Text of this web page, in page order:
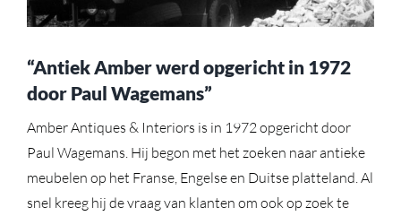
“Antiek Amber werd opgericht in 1972
door Paul Wagemans”
Amber Antiques & Interiors is in 1972 opgericht door
Paul Wagemans. Hij begon met het zoeken naar antieke
meubelen op het Franse, Engelse en Duitse platteland. Al
snel kreeg hij de vraag van klanten om ook op zoek te